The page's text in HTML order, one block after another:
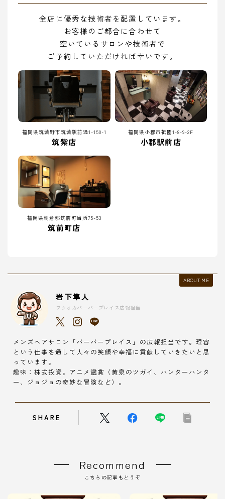
全店に優秀な技術者を配置しています。
お客様のご都合に合わせて
空いているサロンや技術者で
ご予約していただければ幸いです。
福岡県筑紫野市筑紫駅前通1-150-1
筑紫店
福岡県小郡市祇園1-8-9-2F
小郡駅前店
福岡県朝倉郡筑前町当所75-53
筑前町店
ABOUT ME
岩下隼人
フクオカバーバープレイス広報担当
メンズヘアサロン「バーバープレイス」の広報担当です。理容
という仕事を通して人々の笑顔や幸福に貢献していきたいと思
っています。
趣味：株式投資。アニメ鑑賞（黄泉のツガイ、ハンターハンタ
ー、ジョジョの奇妙な冒険など）。
SHARE
Recommend
こちらの記事もどうぞ